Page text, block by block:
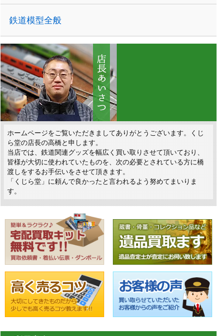
鉄道模型全般
ホームページをご覧いただきましてありがとうございます。くじ
ら堂の店長の高橋と申します。
当店では、鉄道関連グッズを幅広く買い取りさせて頂いており、
皆様が大切に使われていたものを、次の必要とされている方に橋
渡しをするお手伝いをさせて頂きます。
「くじら堂」に頼んで良かったと言われるよう努めてまいりま
す。